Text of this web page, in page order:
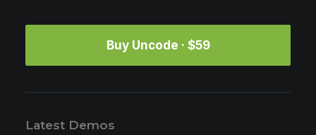
Buy Uncode · $59
Latest Demos